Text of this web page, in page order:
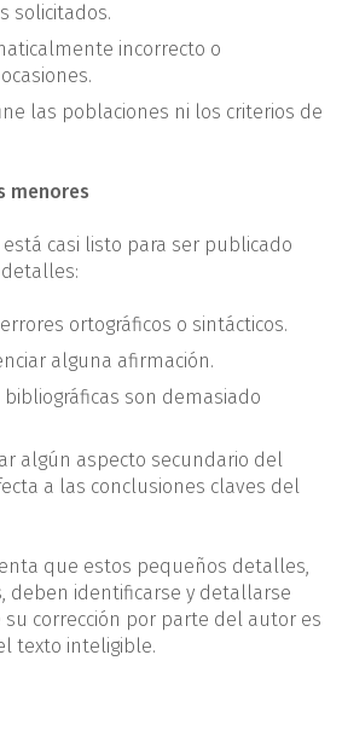
solicitados.
incorrecto o
las poblaciones ni los criterios de
menores
casi listo para ser publicado
ortográficos o sintácticos.
alguna afirmación.
bibliográficas son demasiado
algún aspecto secundario del
a las conclusiones claves del
que estos pequeños detalles,
deben identificarse y detallarse
su corrección por parte del autor es
texto inteligible.